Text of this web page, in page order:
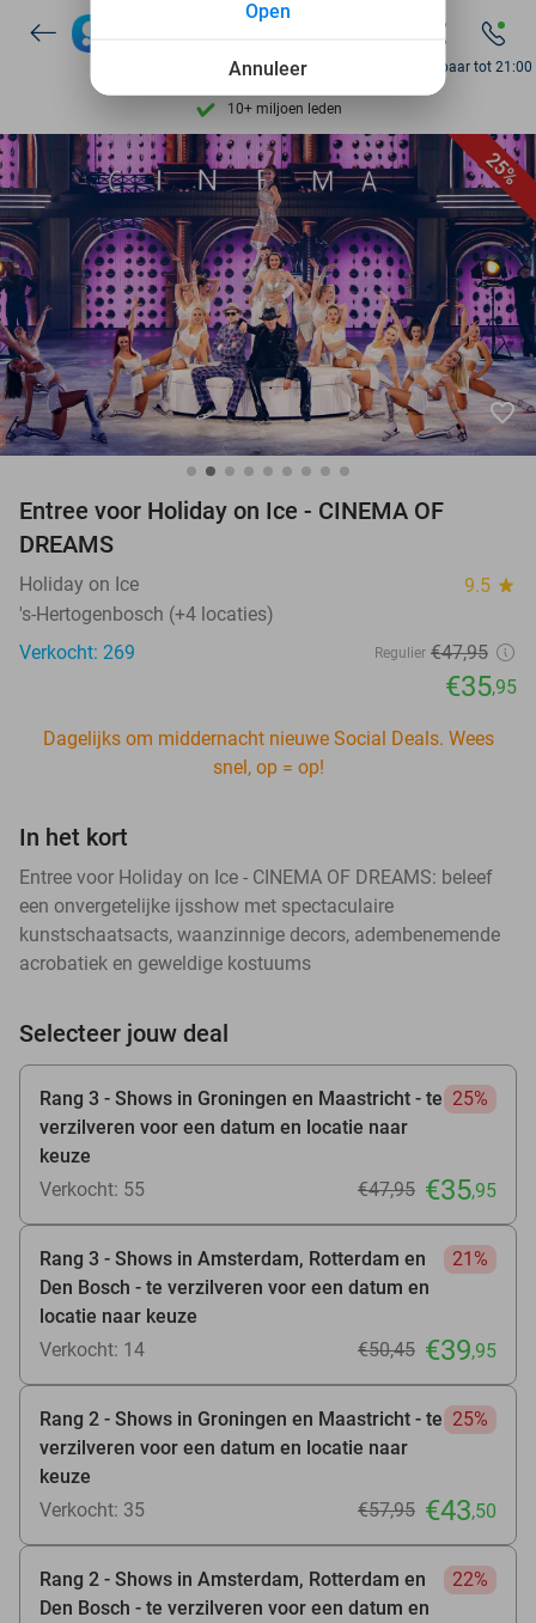
Ontdek 15.000+ deals
7 dagen per week beschikbaar
10+ miljoen leden
9,4 op basis van206.310 reviews
Ontdek 15.000+ deals
7 dagen per week beschikbaar
10+ miljoen leden
Bereikbaar tot 21:00
25%
favorite_border
Entree voor Holiday on Ice - CINEMA OF
DREAMS
Holiday on Ice 9.5 star
's-Hertogenbosch (+4 locaties)
Verkocht: 269
Regulier €47,95
€35,95
Dagelijks om middernacht nieuwe Social Deals. Wees
snel, op = op!
In het kort
Entree voor Holiday on Ice - CINEMA OF DREAMS: beleef
een onvergetelijke ijsshow met spectaculaire
kunstschaatsacts, waanzinnige decors, adembenemende
acrobatiek en geweldige kostuums
Selecteer jouw deal
Rang 3 - Shows in Groningen en Maastricht - te
verzilveren voor een datum en locatie naar
keuze
25%
Verkocht: 55 €47,95 €35,95
Rang 3 - Shows in Amsterdam, Rotterdam en
Den Bosch - te verzilveren voor een datum en
locatie naar keuze
21%
Verkocht: 14 €50,45 €39,95
Rang 2 - Shows in Groningen en Maastricht - te
verzilveren voor een datum en locatie naar
keuze
25%
Verkocht: 35 €57,95 €43,50
Rang 2 - Shows in Amsterdam, Rotterdam en
Den Bosch - te verzilveren voor een datum en
22%
Annuleer
Open